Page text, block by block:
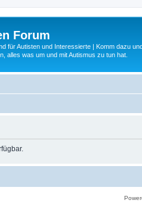
Forum
für Autisten und Interessierte | Komm dazu
alles was um und mit Autismus zu tun hat.